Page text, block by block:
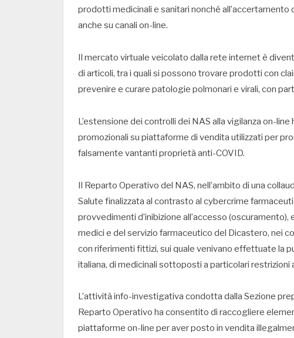
prodotti medicinali e sanitari nonché
anche su canali on-line.
Il mercato virtuale veicolato dalla rete internet è
di articoli, tra i quali si possono trovare prodotti con
prevenire e curare patologie polmonari e virali, con
L’estensione dei controlli dei NAS alla vigilanza on-
promozionali su piattaforme di vendita utilizzati per
falsamente vantanti proprietà anti-COVID.
Il Reparto Operativo del NAS, nell’ambito di una
Salute finalizzata al contrasto al cybercrime
provvedimenti d’inibizione all’accesso
medici e del servizio farmaceutico del Dicastero, nei
con riferimenti fittizi, sui quale venivano effettuate la
italiana, di medicinali sottoposti a particolari restrizioni
L’attività info-investigativa condotta dalla Sezione
Reparto Operativo ha consentito di raccogliere
piattaforme on-line per aver posto in vendita